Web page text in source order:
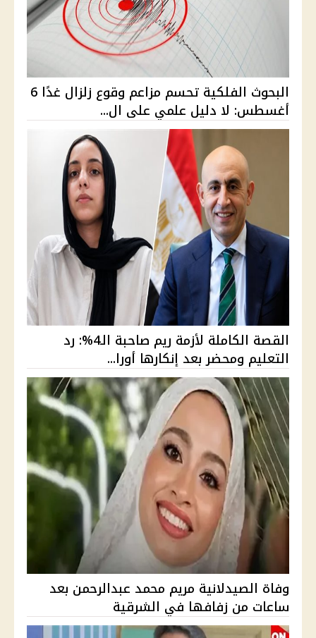
البحوث الفلكية تحسم مزاعم وقوع زلزال غدًا 6
أغسطس: لا دليل علمي على ال...
القصة الكاملة لأزمة ريم صاحبة الـ4%: رد
التعليم ومحضر بعد إنكارها أورا...
وفاة الصيدلانية مريم محمد عبدالرحمن بعد
ساعات من زفافها في الشرقية